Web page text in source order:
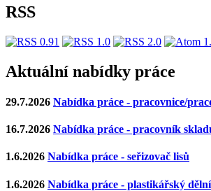
RSS
Aktuální nabídky práce
29.7.2026 Nabídka práce - pracovnice/
16.7.2026 Nabídka práce - pracovník
1.6.2026 Nabídka práce - seřizovač lisů
1.6.2026 Nabídka práce - plastikářský